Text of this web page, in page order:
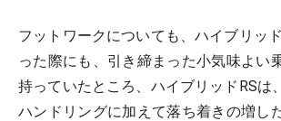
フットワークについても、ハイブリッ
った際にも、引き締まった小気味よい
持っていたところ、ハイブリッドRSは
ハンドリングに加えて落ち着きの増し